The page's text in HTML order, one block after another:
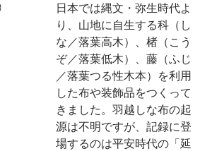
日本では縄文・弥生時代よ
り、山地に自生する科（し
な／落葉高木）、楮（こう
ぞ／落葉低木）、藤（ふじ
／落葉つる性木本）を利用
した布や装飾品をつくって
きました。羽越しな布の起
源は不明ですが、記録に登
場するのは平安時代の「延